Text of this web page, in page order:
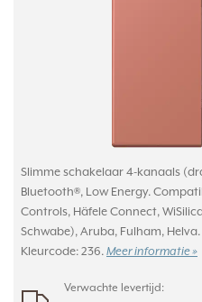
Slimme schakelaar 4-kanaals
Bluetooth®, Low Energy.
Controls, Häfele Connect,
Schwabe), Aruba, Fulham,
Kleurcode: 236. Meer informatie »
Verwachte levertijd: